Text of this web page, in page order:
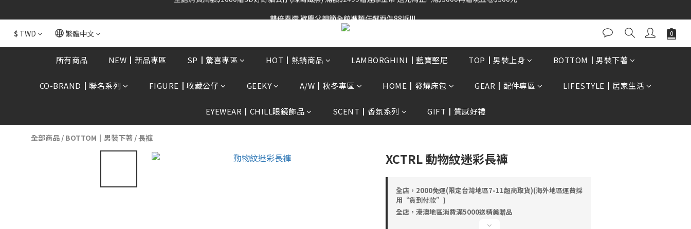
全館消費滿額$1680贈3D好野貓公仔(絲綢鐵黑) 滿額$2499贈達摩金幣 送完為止!  滿$3000再贈現金卷$300元
雙倍奉還 歡慶父親節全館褲類任選兩件88折!!!
$ TWD 繁體中文
所有商品 NEW┃新品專區 SP┃驚喜專區 HOT┃熱銷商品 LAMBORGHINI┃藍寶堅尼 TOP┃男裝上身 BOTTOM┃男裝下著
CO-BRAND┃聯名系列 FIGURE┃收藏公仔 GEEKY A/W┃秋冬專區 HOME┃發燒床包 GEAR┃配件專區 LIFESTYLE┃居家生活
EYEWEAR┃CHILL眼鏡飾品 SCENT┃香氛系列 GIFT┃質感好禮
全部商品 / BOTTOM┃男裝下著 /長褲
XCTRL 動物紋迷彩長褲
全店，2000免運(限定台灣地區7-11超商取貨)(海外地區運費採
用“貨到付款”)
全店，港澳地區消費滿5000送精美贈品
立即購買